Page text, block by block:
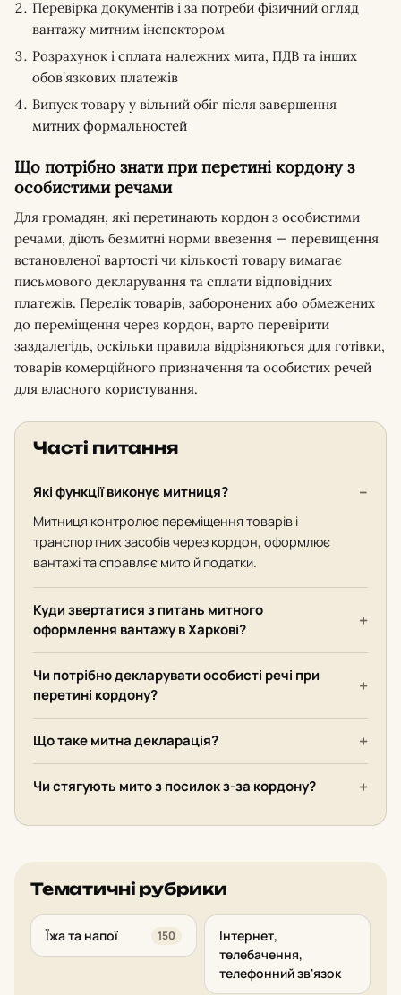
Перевірка документів і за потреби фізичний огляд
вантажу митним інспектором
Розрахунок і сплата належних мита, ПДВ та інших
обов'язкових платежів
Випуск товару у вільний обіг після завершення
митних формальностей
Що потрібно знати при перетині кордону з
особистими речами
Для громадян, які перетинають кордон з особистими
речами, діють безмитні норми ввезення — перевищення
встановленої вартості чи кількості товару вимагає
письмового декларування та сплати відповідних
платежів. Перелік товарів, заборонених або обмежених
до переміщення через кордон, варто перевірити
заздалегідь, оскільки правила відрізняються для готівки,
товарів комерційного призначення та особистих речей
для власного користування.
Часті питання
Які функції виконує митниця?
Митниця контролює переміщення товарів і
транспортних засобів через кордон, оформлює
вантажі та справляє мито й податки.
Куди звертатися з питань митного
оформлення вантажу в Харкові?
Чи потрібно декларувати особисті речі при
перетині кордону?
Що таке митна декларація?
Чи стягують мито з посилок з-за кордону?
Тематичні рубрики
Їжа та напої 150
Інтернет,
телебачення,
телефонний зв'язок